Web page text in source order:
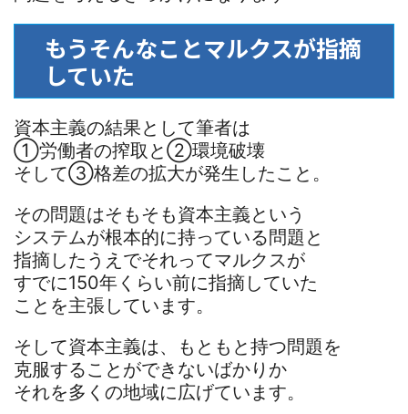
もうそんなことマルクスが指摘
していた
資本主義の結果として筆者は
①労働者の搾取と②環境破壊
そして③格差の拡大が発生したこと。
その問題はそもそも資本主義という
システムが根本的に持っている問題と
指摘したうえでそれってマルクスが
すでに150年くらい前に指摘していた
ことを主張しています。
そして資本主義は、もともと持つ問題を
克服することができないばかりか
それを多くの地域に広げています。